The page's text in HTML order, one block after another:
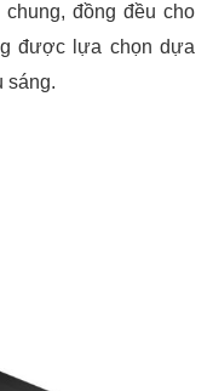
đồng đều cho
được lựa chọn dựa
sáng.